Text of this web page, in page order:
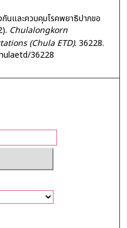
นและควบคุมโรคพยาธิปากขอ
Chulalongkorn
(Chula ETD). 36228.
36228